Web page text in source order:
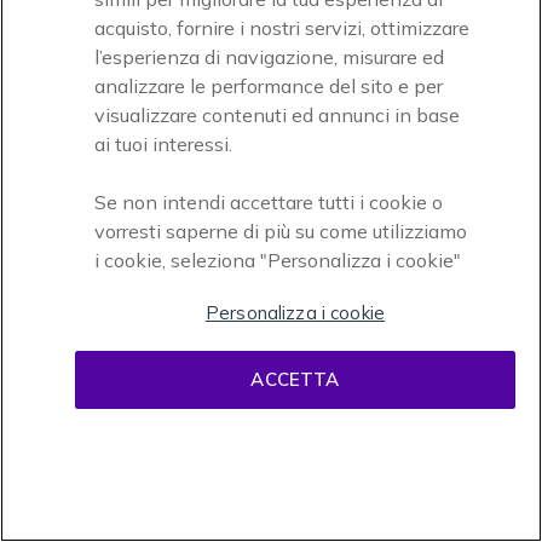
Industrie Costruzioni Commercio
Trasporti e logistica Hotel e ristoranti
Pubblica Amministrazione
acquisto, fornire i nostri servizi, ottimizzare
l’esperienza di navigazione, misurare ed
analizzare le performance del sito e per
visualizzare contenuti ed annunci in base
ai tuoi interessi.
Se non intendi accettare tutti i cookie o
vorresti saperne di più su come utilizziamo
i cookie, seleziona "Personalizza i cookie"
Personalizza i cookie
ACCETTA